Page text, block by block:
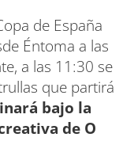
de España
Éntoma a las
a las 11:30 se
que partirá
bajo la
de O